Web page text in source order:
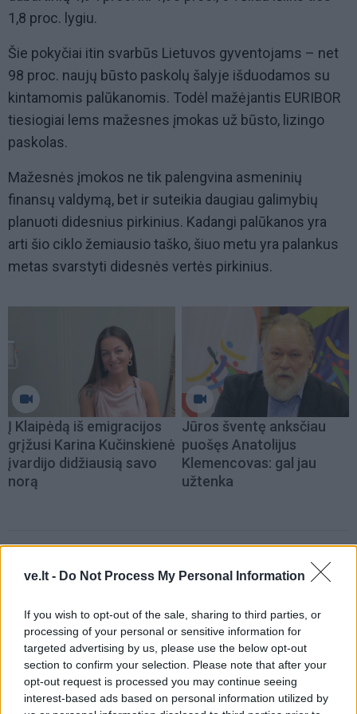
ve.lt - Do Not Process My Personal Information
If you wish to opt-out of the sale, sharing to third parties, or
processing of your personal or sensitive information for
targeted advertising by us, please use the below opt-out
section to confirm your selection. Please note that after your
opt-out request is processed you may continue seeing
interest-based ads based on personal information utilized by
1,8 proc. lygiu.
Šie pokyčiai itin svarbūs Lietuvos gyventojams – net
98 proc. naujų būsto paskolų šalyje išduodamos su
kintamomis palūkanomis. Todėl mažėjantis EURIBOR
tiesiogiai lems mažesnes įmokas už būsto, lizingo
paskolas.
Mažesnės įmokos ne tik palengvina asmeninių
finansų valdymą, bet ir suteikia daugiau galimybių
planuoti didesnius pirkinius. Kadangi palūkanos yra
arti šio ciklo žemiausio taško, šiuo metu yra palankus
metas svarstyti didesnės vertės pirkinius.
Į Klaipėdą iš emigracijos
grįžusi Karina Kučinskienė
įvardijo didžiausią savo
norą
Jūros šventę anksčiau
puošęs Anatolijus
Klemencovas: gal jau
užtenka
graužikus gąsdina labiau nei
nuodai
Taro kortų horoskopas rugpjūčio 7
dienai: Vandeniams – pasirinkimas,
Dvyniams – pagreitis